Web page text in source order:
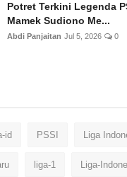
Potret Terkini Legenda
Mamek Sudiono Me...
Abdi Panjaitan Jul 5, 2026 0
id PSSI Liga
liga-1 Liga-